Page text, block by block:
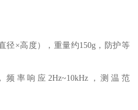
径×高度），重量约150g，防护等
率响应2Hz~10kHz，测温范